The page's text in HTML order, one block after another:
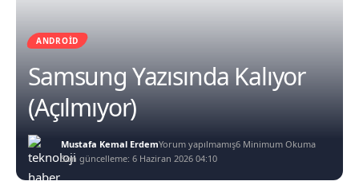
ANDROID
Samsung Yazısında Kalıyor
(Açılmıyor)
Son güncelleme: 6 Haziran 2026 04:10
Mustafa Kemal ErdemYorum yapılmamış6 Minimum Okuma